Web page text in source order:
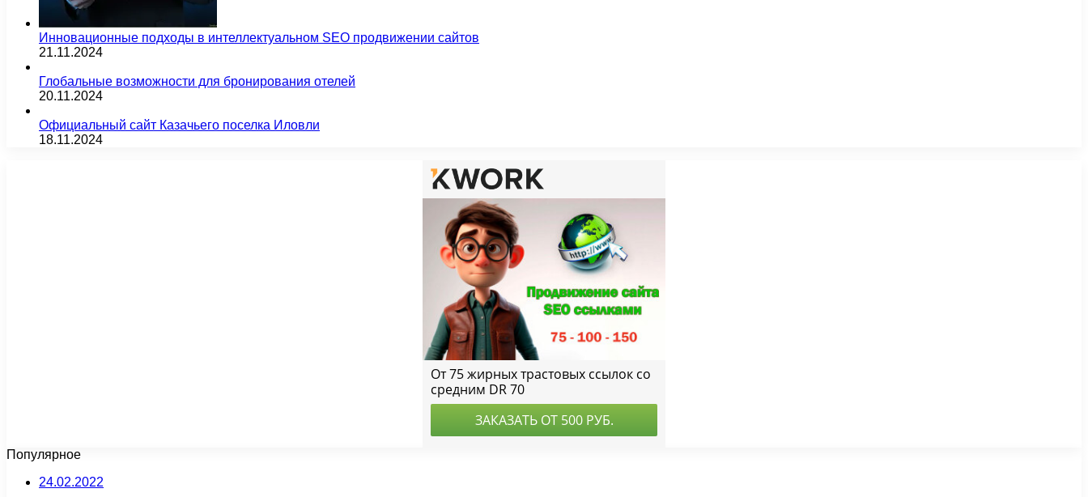
Инновационные подходы в интеллектуальном SEO продвижении сайтов
21.11.2024
Глобальные возможности для бронирования отелей
20.11.2024
Официальный сайт Казачьего поселка Иловли
18.11.2024
Популярное
24.02.2022